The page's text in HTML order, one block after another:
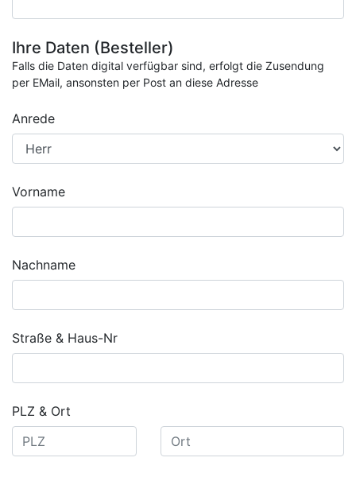
Ihre Daten (Besteller)
Falls die Daten digital verfügbar sind, erfolgt die Zusendung
per EMail, ansonsten per Post an diese Adresse
Anrede
Vorname
Nachname
Straße & Haus-Nr
PLZ & Ort